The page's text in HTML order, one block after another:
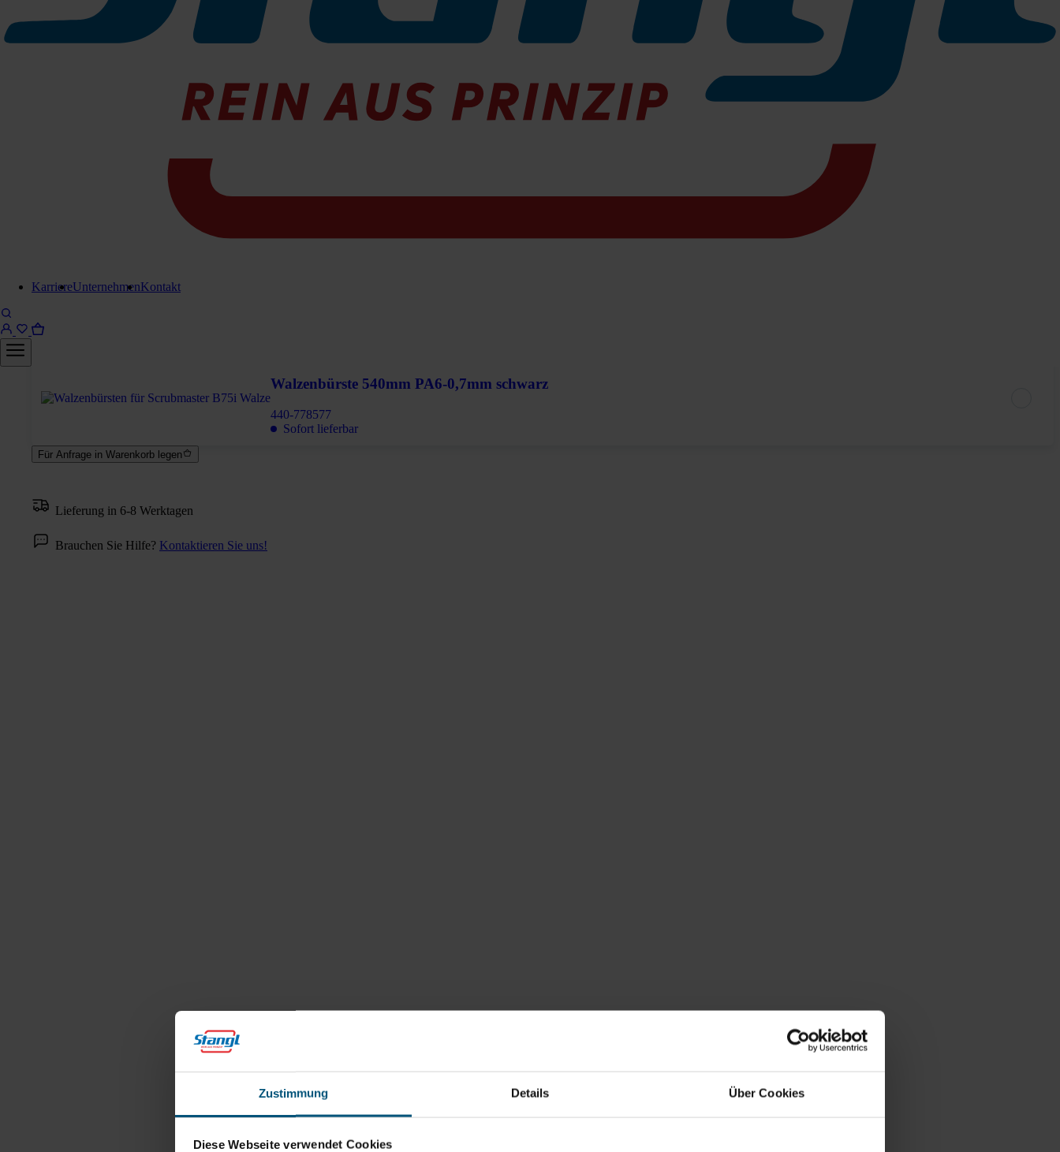
Zustimmung Details Über Cookies
Diese Webseite verwendet Cookies
KarriereUnternehmenKontakt
Scrubmaster B75i/54 ab Werk verbaute Walzen: 1 Satz
Walzenbürste 540mm PA6-0,7mm schwarz
440-778577
Sofort lieferbar
Für Anfrage in Warenkorb legen
Lieferung in 6-8 Werktagen
Brauchen Sie Hilfe? Kontaktieren Sie uns!